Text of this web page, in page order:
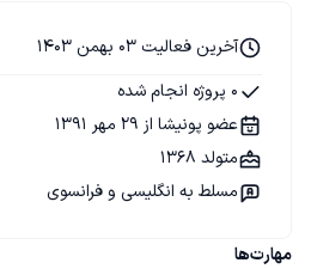
مهارت‌ها
آخرین فعالیت 03 بهمن 1403
0 پروژه انجام شده
عضو پونیشا از 29 مهر 1391
متولد 1368
مسلط به انگلیسی و فرانسوی